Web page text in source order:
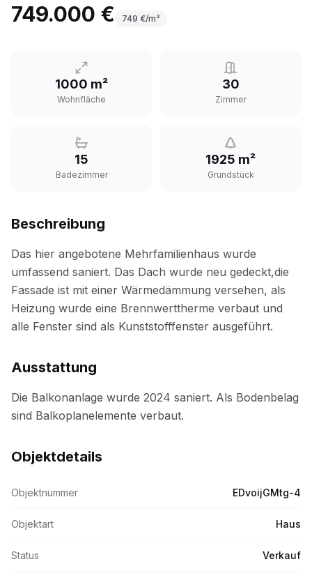
749.000 € 749 €/m²
1000 m²
Wohnfläche
30
Zimmer
15
Badezimmer
1925 m²
Grundstück
Beschreibung
Ausstattung
Objektdetails
Objektnummer EDvoijGMtg-4
Objektart Haus
Status Verkauf